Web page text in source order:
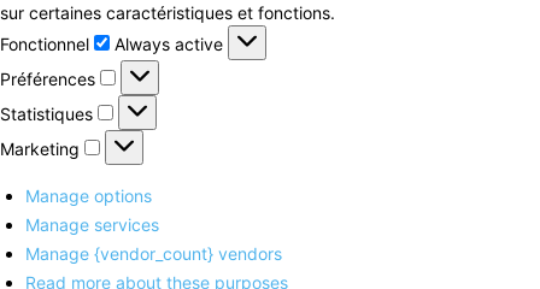
sur certaines caractéristiques et fonctions.
Fonctionnel
Fonctionnel
Always active
Préférences
Préférences
Statistiques
Statistiques
Marketing
Marketing
Manage options
Manage services
Manage {vendor_count} vendors
Read more about these purposes